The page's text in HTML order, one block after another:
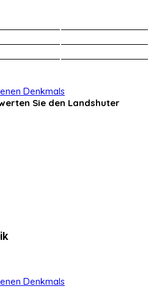
Sie den Landshuter